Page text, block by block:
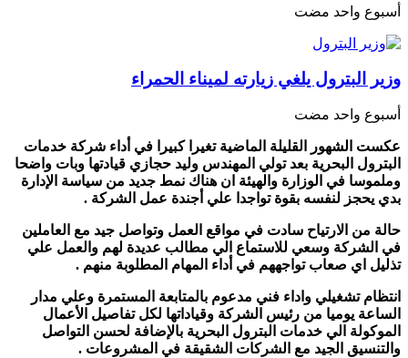
‏أسبوع واحد مضت
وزير البترول يلغي زيارته لميناء الحمراء
‏أسبوع واحد مضت
عكست الشهور القليلة الماضية تغيرا كبيرا في أداء شركة خدمات
البترول البحرية بعد تولي المهندس وليد حجازي قيادتها وبات واضحا
وملموسا في الوزارة والهيئة ان هناك نمط جديد من سياسة الإدارة
بدي يحجز لنفسه بقوة تواجدا علي أجندة عمل الشركة .
حالة من الارتياح سادت في مواقع العمل وتواصل جيد مع العاملين
في الشركة وسعي للاستماع الي مطالب عديدة لهم والعمل علي
تذليل اي صعاب تواجههم في أداء المهام المطلوبة منهم .
انتظام تشغيلي واداء فني مدعوم بالمتابعة المستمرة وعلي مدار
الساعة يوميا من رئيس الشركة وقياداتها لكل تفاصيل الأعمال
الموكولة الي خدمات البترول البحرية بالإضافة لحسن التواصل
والتنسيق الجيد مع الشركات الشقيقة في المشروعات .